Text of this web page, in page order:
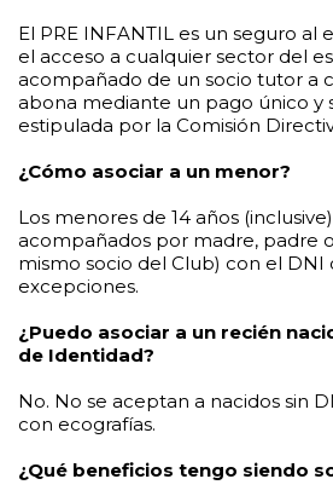
El PRE INFANTIL es un seguro al
el acceso a cualquier sector del
acompañado de un socio tutor a
abona mediante un pago único y
estipulada por la Comisión
¿Cómo asociar a un menor?
Los menores de 14 años
acompañados por madre, padre
mismo socio del Club) con el DNI
excepciones.
¿Puedo asociar a un recién
de Identidad?
No. No se aceptan a nacidos sin
con ecografías.
¿Qué beneficios tengo siendo